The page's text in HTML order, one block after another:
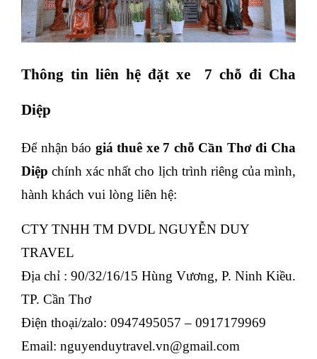
Thông tin liên hệ đặt xe 7 chỗ đi Cha
Diệp
Để nhận báo giá thuê xe 7 chỗ Cần Thơ đi Cha
Diệpchính xác nhất cho lịch trình riêng của mình,
hành khách vui lòng liên hệ:
CTY TNHH TM DVDL NGUYỄN DUY
TRAVEL
Địa chỉ : 90/32/16/15 Hùng Vương, P. Ninh Kiều.
TP. Cần Thơ
Điện thoại/zalo: 0947495057 – 0917179969
Email: nguyenduytravel.vn@gmail.com